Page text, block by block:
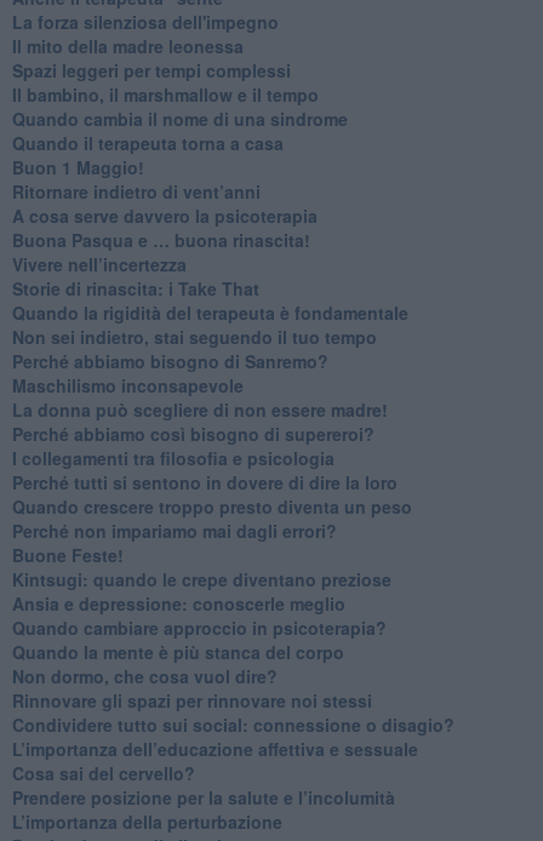
​La forza silenziosa dell'impegno
​Il mito della madre leonessa
Spazi leggeri per tempi complessi
Il bambino, il marshmallow e il tempo
​Quando cambia il nome di una sindrome
​Quando il terapeuta torna a casa
​Buon 1 Maggio!
Ritornare indietro di vent’anni
​A cosa serve davvero la psicoterapia
​Buona Pasqua e … buona rinascita!
​Vivere nell’incertezza
​Storie di rinascita: i Take That
​Quando la rigidità del terapeuta è fondamentale
​Non sei indietro, stai seguendo il tuo tempo
​Perché abbiamo bisogno di Sanremo?
​Maschilismo inconsapevole
​La donna può scegliere di non essere madre!
​Perché abbiamo così bisogno di supereroi?
​I collegamenti tra filosofia e psicologia
​Perché tutti si sentono in dovere di dire la loro
​Quando crescere troppo presto diventa un peso
​Perché non impariamo mai dagli errori?
​Buone Feste!
​Kintsugi: quando le crepe diventano preziose
Ansia e depressione: conoscerle meglio
Quando cambiare approccio in psicoterapia?
​Quando la mente è più stanca del corpo
Non dormo, che cosa vuol dire?
​Rinnovare gli spazi per rinnovare noi stessi
​Condividere tutto sui social: connessione o disagio?
​L’importanza dell’educazione affettiva e sessuale
​Cosa sai del cervello?
Prendere posizione per la salute e l’incolumità
L’importanza della perturbazione